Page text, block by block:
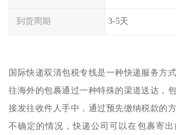
到货周期 3-5天
国际快递双清包税专线是一种快递服务方
往海外的包裹通过一种特殊的渠道送达，
接发往收件人手中，通过预先缴纳税款的
不确定的情况，快递公司可以在包裹寄